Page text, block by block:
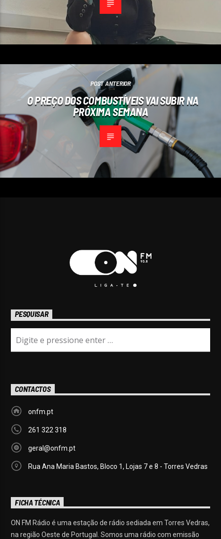
POST ANTERIOR
O PREÇO DOS COMBUSTÍVEIS VAI SUBIR NA
PRÓXIMA SEMANA
PESQUISAR
CONTACTOS
onfm.pt
261 322 318
geral@onfm.pt
Rua Ana Maria Bastos, Bloco 1, Lojas 7 e 8 - Torres Vedras
FICHA TÉCNICA
ON FM Rádio é uma estação de rádio sediada em Torres Vedras,
na região Oeste de Portugal. Somos uma rádio com emissão